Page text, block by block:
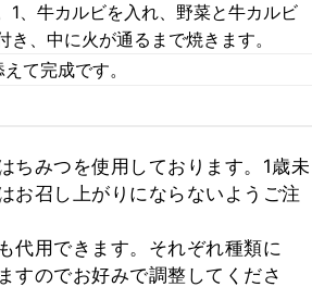
1、牛カルビを入れ、野菜と牛カルビ
き、中に火が通るまで焼きます。
て完成です。
ちみつを使用しております。1歳未
お召し上がりにならないようご注
代用できます。それぞれ種類に
すのでお好みで調整してくださ